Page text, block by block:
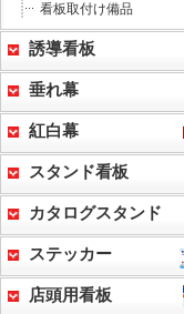
看板取付け備品
誘導看板
垂れ幕
紅白幕
スタンド看板
カタログスタンド
ステッカー
店頭用看板